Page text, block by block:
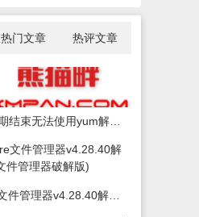
热门文章 热评文章